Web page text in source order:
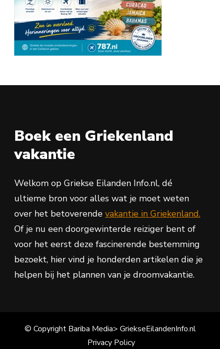
Boek een Griekenland
vakantie
Welkom op Griekse Eilanden Info.nl, dé
ultieme bron voor alles wat je moet weten
over het betoverende vakantie in Griekenland.
Of je nu een doorgewinterde reiziger bent of
voor het eerst deze fascinerende bestemming
bezoekt, hier vind je honderden artikelen die je
helpen bij het plannen van je droomvakantie.
© Copyright Bariba Media> GriekseEilandenInfo.nl
Privacy Policy